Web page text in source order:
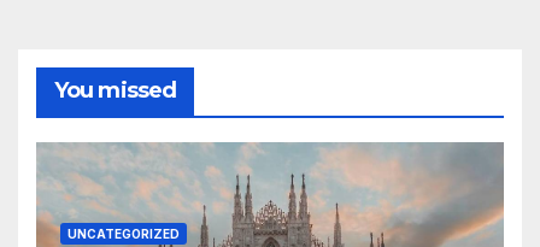
You missed
UNCATEGORIZED